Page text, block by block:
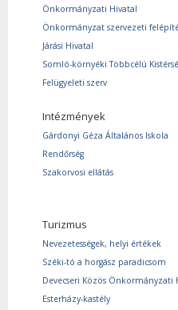
Önkormányzati Hivatal
Önkormányzat szervezeti
Járási Hivatal
Somló-környéki Többcélú
Felügyeleti szerv
Intézmények
Gárdonyi Géza Általános Iskola
Rendőrség
Szakorvosi ellátás
Turizmus
Nevezetességek, helyi értékek
Széki-tó a horgász paradicsom
Devecseri Közös Önkormányzati
Esterházy-kastély